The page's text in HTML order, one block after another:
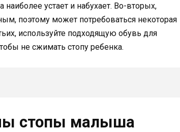
устает и набухает. Во-вторых,
поэтому может потребоваться некоторая
используйте подходящую обувь для
не сжимать стопу ребенка.
стопы малыша